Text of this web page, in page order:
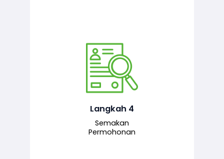
Langkah 4
Semakan
Permohonan
Pegawai penyemak menyemak
maklumat yang dikemukakan. Jika
semua maklumat adalah lengkap dan
kepada pegawai pelulus untuk
tindakan seterusnya.